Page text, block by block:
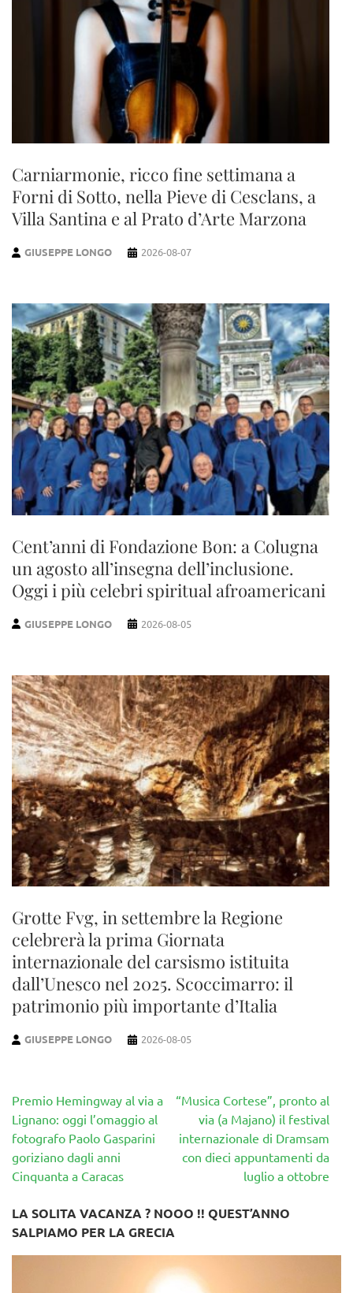
Carniarmonie, ricco fine settimana a
Forni di Sotto, nella Pieve di Cesclans, a
Villa Santina e al Prato d’Arte Marzona
GIUSEPPE LONGO 2026-08-07
Cent’anni di Fondazione Bon: a Colugna
un agosto all’insegna dell’inclusione.
Oggi i più celebri spiritual afroamericani
GIUSEPPE LONGO 2026-08-05
Grotte Fvg, in settembre la Regione
celebrerà la prima Giornata
internazionale del carsismo istituita
dall’Unesco nel 2025. Scoccimarro: il
patrimonio più importante d’Italia
GIUSEPPE LONGO 2026-08-05
Navigazione
articoli
Premio Hemingway al via a
Lignano: oggi l’omaggio al
fotografo Paolo Gasparini
goriziano dagli anni
Cinquanta a Caracas
“Musica Cortese”, pronto al
via (a Majano) il festival
internazionale di Dramsam
con dieci appuntamenti da
luglio a ottobre
LA SOLITA VACANZA ? NOOO !! QUEST’ANNO
SALPIAMO PER LA GRECIA